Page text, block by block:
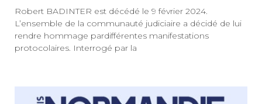
Robert BADINTER est décédé le 9 février 2024.
L’ensemble de la communauté judiciaire a décidé de lui
rendre hommage pardifférentes manifestations
protocolaires. Interrogé par la